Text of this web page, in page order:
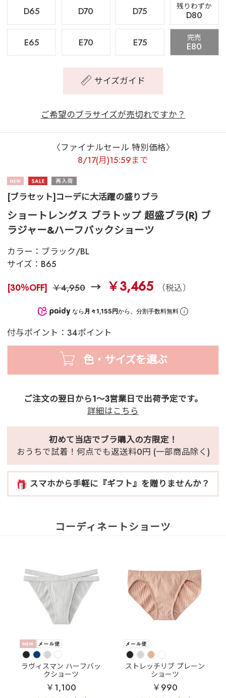
D65 D70 D75 残りわずか
D80
E65 E70 E75 完売
E80
サイズガイド
ご希望のブラサイズが売切れですか？
〈ファイナルセール 特別価格〉
8/17(月)15:59まで
[ブラセット]コーデに大活躍の盛りブラ
ショートレングス ブラトップ 超盛ブラ(R) ブ
ラジャー&ハーフバックショーツ
カラー： ブラック/BL
サイズ： B65
[30％OFF] ￥4,950 ￥3,465 （税込）
なら 月々1,155円から。分割手数料無料
付与ポイント：34ポイント
色・サイズを選ぶ
ご注文の翌日から1～3営業日で出荷予定です。
詳細はこちら
初めて当店でブラ購入の方限定！
おうちで試着！何点でも返送料0円 (一部商品除く)
スマホから手軽に『ギフト』を贈りませんか？
コーディネートショーツ
ラヴィスマン ハーフバッ
クショーツ
￥1,100
ストレッチリブ プレーン
ショーツ
￥990